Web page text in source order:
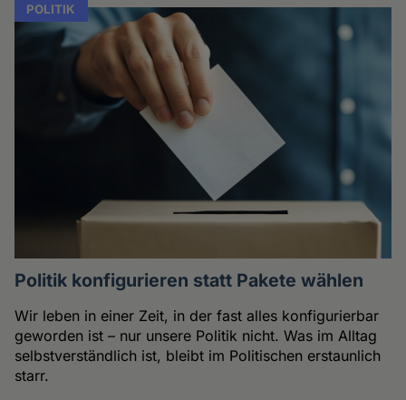
POLITIK
Politik konfigurieren statt Pakete wählen
Wir leben in einer Zeit, in der fast alles konfigurierbar
geworden ist – nur unsere Politik nicht. Was im Alltag
selbstverständlich ist, bleibt im Politischen erstaunlich
starr.